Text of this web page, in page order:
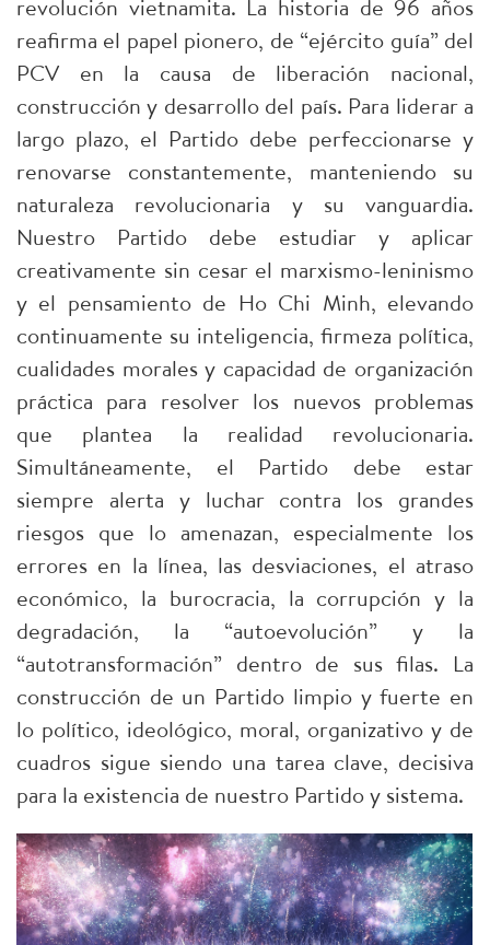
revolución vietnamita. La historia de 96 años
reafirma el papel pionero, de “ejército guía” del
PCV en la causa de liberación nacional,
construcción y desarrollo del país. Para liderar a
largo plazo, el Partido debe perfeccionarse y
renovarse constantemente, manteniendo su
naturaleza revolucionaria y su vanguardia.
Nuestro Partido debe estudiar y aplicar
creativamente sin cesar el marxismo-leninismo
y el pensamiento de Ho Chi Minh, elevando
continuamente su inteligencia, firmeza política,
cualidades morales y capacidad de organización
práctica para resolver los nuevos problemas
que plantea la realidad revolucionaria.
Simultáneamente, el Partido debe estar
siempre alerta y luchar contra los grandes
riesgos que lo amenazan, especialmente los
errores en la línea, las desviaciones, el atraso
económico, la burocracia, la corrupción y la
degradación, la “autoevolución” y la
“autotransformación” dentro de sus filas. La
construcción de un Partido limpio y fuerte en
lo político, ideológico, moral, organizativo y de
cuadros sigue siendo una tarea clave, decisiva
para la existencia de nuestro Partido y sistema.